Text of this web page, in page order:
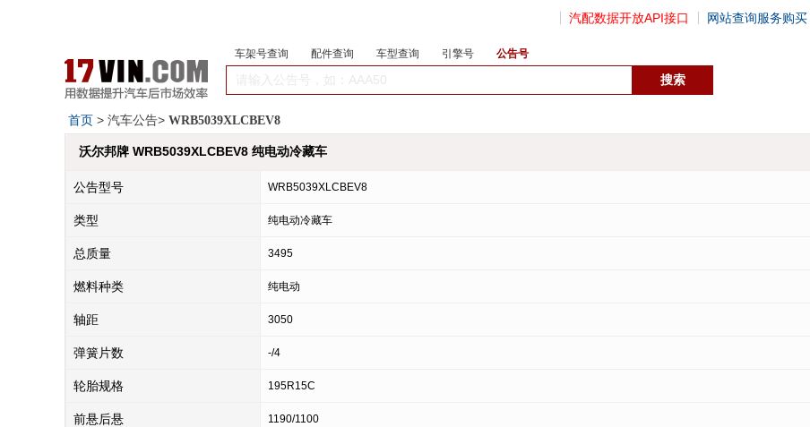
汽配数据开放API接口 网站查询服务购买
车架号查询 配件查询 车型查询 引擎号 公告号
首页 > 汽车公告> WRB5039XLCBEV8
沃尔邦牌 WRB5039XLCBEV8 纯电动冷藏车
公告型号 WRB5039XLCBEV8
类型 纯电动冷藏车
总质量 3495
燃料种类 纯电动
轴距 3050
弹簧片数 -/4
轮胎规格 195R15C
前悬后悬 1190/1100